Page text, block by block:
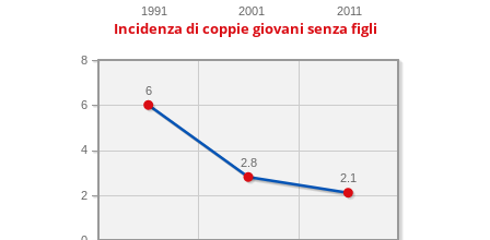
1991 2001 2011
Incidenza di coppie giovani senza figli
2
4
6
8
2.1
2.8
6